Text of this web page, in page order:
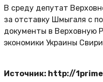
В среду депутат
за отставку Шмыгаля с
документы в Верховную
экономики Украины
Источник: http://